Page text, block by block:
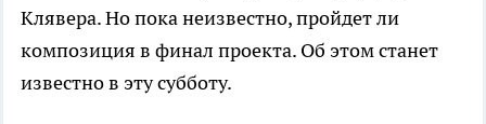
Клявера. Но пока неизвестно, пройдет ли
композиция в финал проекта. Об этом станет
известно в эту субботу.